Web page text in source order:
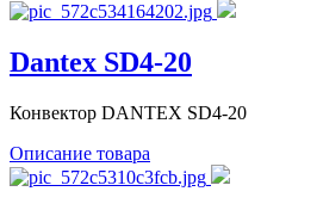
Dantex SD4-20
Конвектор DANTEX SD4-20
Описание товара